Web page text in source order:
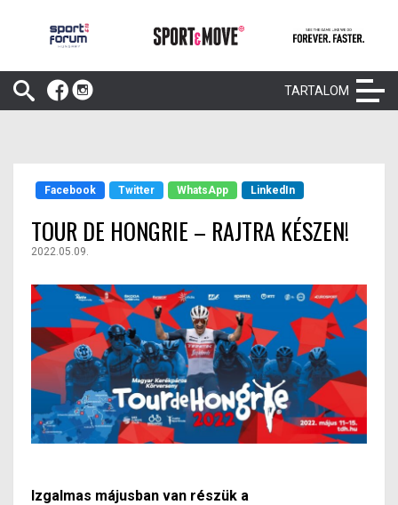
TARTALOM
Facebook Twitter WhatsApp LinkedIn
TOUR DE HONGRIE – RAJTRA KÉSZEN!
2022.05.09.
Izgalmas májusban van részük a